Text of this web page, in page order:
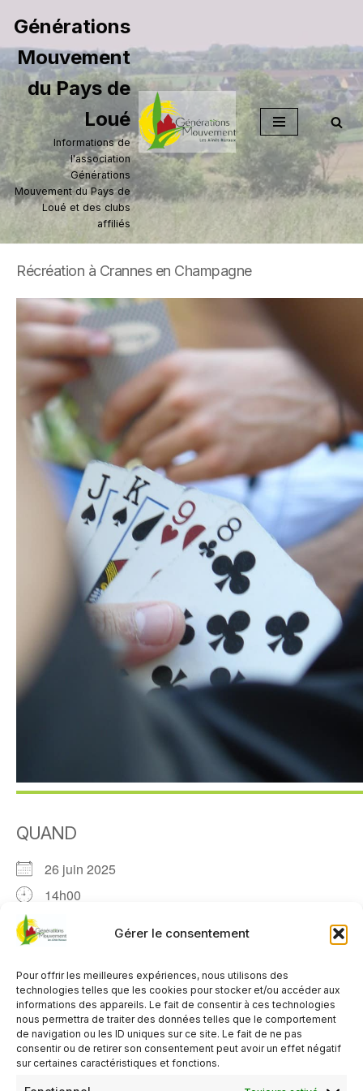
Gérer le consentement
Pour offrir les meilleures expériences, nous utilisons des
technologies telles que les cookies pour stocker et/ou accéder aux
informations des appareils. Le fait de consentir à ces technologies
nous permettra de traiter des données telles que le comportement
de navigation ou les ID uniques sur ce site. Le fait de ne pas
consentir ou de retirer son consentement peut avoir un effet négatif
sur certaines caractéristiques et fonctions.
Aller
au
contenu
Générations
Mouvement
du Pays de
Loué
Informations de
l'association
Générations
Mouvement du Pays de
Loué et des clubs
affiliés
Récréation à Crannes en Champagne
QUAND
26 juin 2025
14h00
AJOUTER AU CALENDRIER
Télécharger ICS Calendrier Google
TYPE D’ÉVÈNEMENT
Organisé par le Club de Crannes en Champagne
Activité gratuite,Réservé aux adhérents du club
organisateur